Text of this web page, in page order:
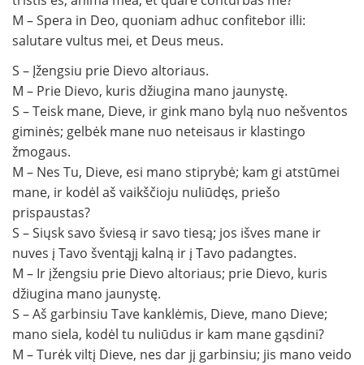
M – Spera in Deo, quoniam adhuc confitebor illi:
salutare vultus mei, et Deus meus.
S – Įžengsiu prie Dievo altoriaus.
M – Prie Dievo, kuris džiugina mano jaunystę.
S – Teisk mane, Dieve, ir gink mano bylą nuo nešventos
giminės; gelbėk mane nuo neteisaus ir klastingo
žmogaus.
M – Nes Tu, Dieve, esi mano stiprybė; kam gi atstūmei
mane, ir kodėl aš vaikščioju nuliūdęs, priešo
prispaustas?
S – Siųsk savo šviesą ir savo tiesą; jos išves mane ir
nuves į Tavo šventąjį kalną ir į Tavo padangtes.
M – Ir įžengsiu prie Dievo altoriaus; prie Dievo, kuris
džiugina mano jaunystę.
S – Aš garbinsiu Tave kanklėmis, Dieve, mano Dieve;
mano siela, kodėl tu nuliūdus ir kam mane gąsdini?
M – Turėk viltį Dieve, nes dar jį garbinsiu; jis mano veido